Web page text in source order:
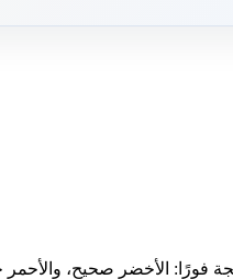
فورًا: الأخضر صحيح،